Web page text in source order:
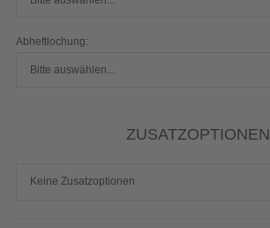
Abheftlochung:
Bitte auswählen...
ZUSATZOPTIONEN
Keine Zusatzoptionen